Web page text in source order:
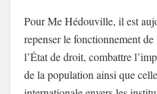
Pour Me Hédouville, il est
repenser le fonctionnement
l’État de droit, combattre
de la population ainsi que